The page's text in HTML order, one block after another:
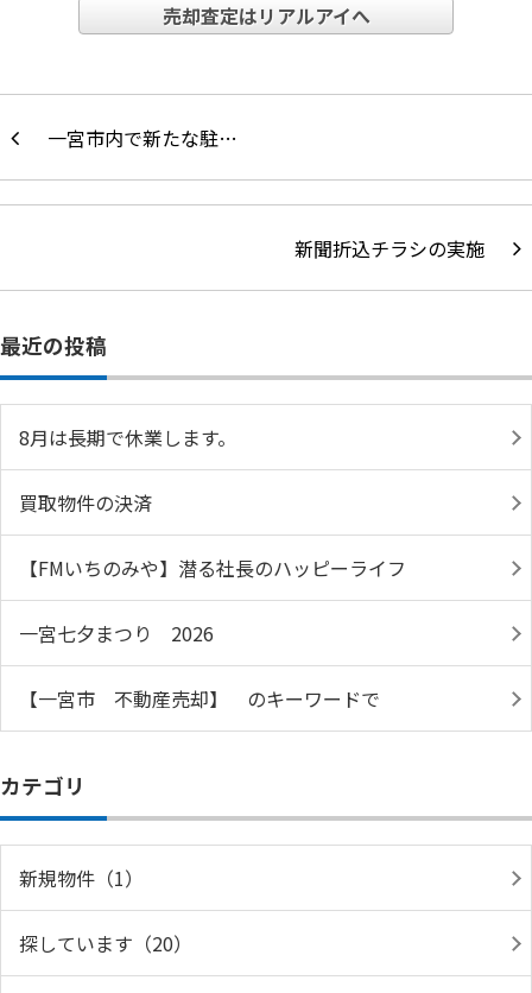
売却査定はリアルアイへ
一宮市内で新たな駐…
新聞折込チラシの実施
最近の投稿
8月は長期で休業します。
買取物件の決済
【FMいちのみや】潜る社長のハッピーライフ
一宮七夕まつり 2026
【一宮市 不動産売却】 のキーワードで
カテゴリ
新規物件（1）
探しています（20）